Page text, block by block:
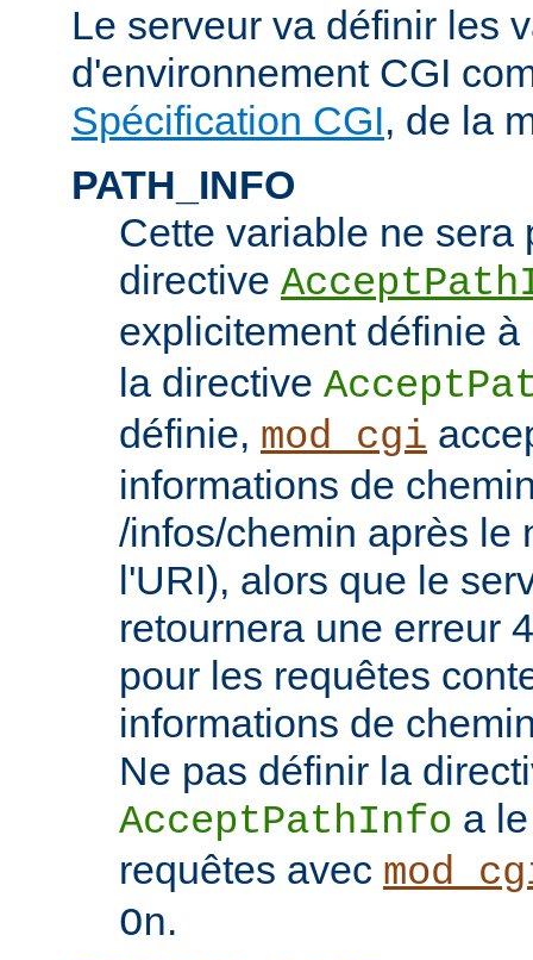
Le serveur va définir les
d'environnement CGI
Spécification CGI, de la
PATH_INFO
Cette variable ne sera
directive
explicitement définie à
la directive
définie, mod_cgi
informations de
/infos/chemin après le
l'URI), alors que le
retournera une erreur
pour les requêtes
informations de
Ne pas définir la
AcceptPathInfo a
requêtes avec
On.